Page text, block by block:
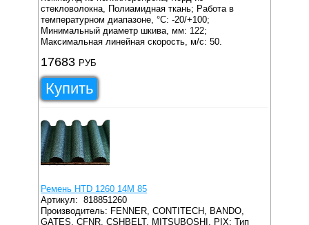
стекловолокна, Полиамидная ткань; Работа в
температурном диапазоне, °C: -20/+100;
Минимальный диаметр шкива, мм: 122;
Максимальная линейная скорость, м/с: 50.
17683 РУБ
Купить
Ремень HTD 1260 14M 85
Артикул:818851260
Производитель: FENNER, CONTITECH, BANDO,
GATES, CFNR, CSHBELT, MITSUBOSHI, PIX; Тип